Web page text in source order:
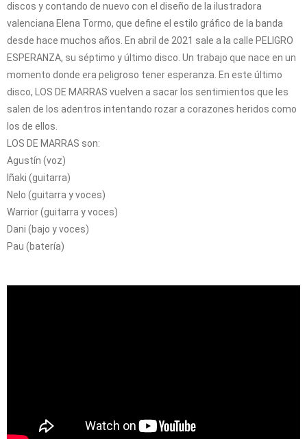
discos y contando de nuevo con el diseño de la ilustradora
valenciana Elena Tormo, que define el estilo gráfico de la banda
desde hace muchos años. En abril de 2021 sale a la calle PELIGRO
ESPERANZA, su séptimo y último disco. Un trabajo que nace en un
momento donde era peligroso tener esperanza. En este último
disco, LOS DE MARRAS vuelven a sacar los sentimientos que les
salen de los adentros intentando rozar a corazones heridos como
los de ellos.
LOS DE MARRAS son:
Agustín (voz)
Iñaki (guitarra)
Nelo (guitarra y voces)
Warrior (guitarra y voces)
Dani (bajo y voces)
Pau (batería)